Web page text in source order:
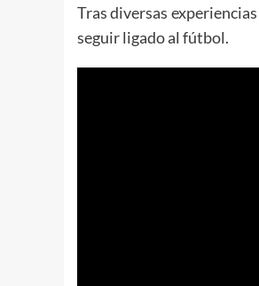
Tras diversas
seguir ligado al fútbol.